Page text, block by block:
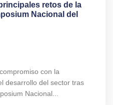
retos de la
Nacional del
con la
desarrollo del sector tras
Nacional...